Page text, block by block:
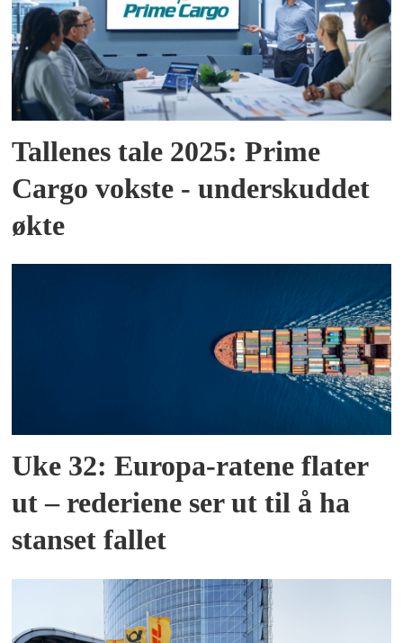
Tallenes tale 2025: Prime
Cargo vokste - underskuddet
økte
Uke 32: Europa-ratene flater
ut – rederiene ser ut til å ha
stanset fallet